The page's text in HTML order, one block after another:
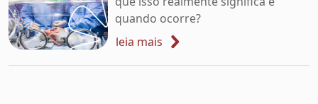
quando ocorre?
leia mais